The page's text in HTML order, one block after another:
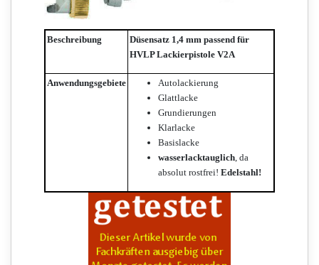
Beschreibung
Düsensatz 1,4 mm passend für
HVLP Lackierpistole V2A
Anwendungsgebiete
Autolackierung
Glattlacke
Grundierungen
Klarlacke
Basislacke
wasserlacktauglich , da
absolut rostfrei! Edelstahl!